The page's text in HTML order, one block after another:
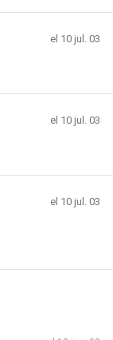
el 10 jul. 03
el 10 jul. 03
el 10 jul. 03